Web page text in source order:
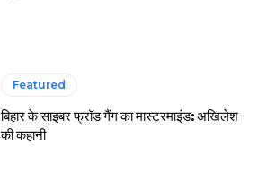
Featured
बिहार के साइबर फ्रॉड गैंग का मास्टरमाइंड: अखिलेश
की कहानी